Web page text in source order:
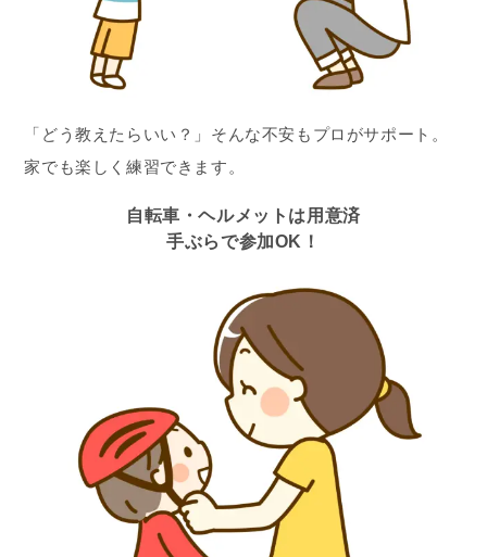
「どう教えたらいい？」そんな不安もプロがサポート。
家でも楽しく練習できます。
自転車・ヘルメットは用意済
手ぶらで参加OK！